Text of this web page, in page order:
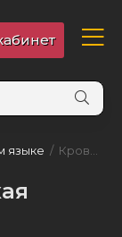
языке / Кровавые цветы